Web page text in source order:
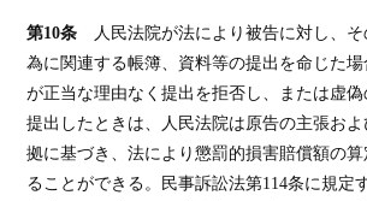
第10条 人民法院が法により被告に対し、
為に関連する帳簿、資料等の提出を命じた
が正当な理由なく提出を拒否し、または虚
提出したときは、人民法院は原告の主張お
拠に基づき、法により懲罰的損害賠償額の
ることができる。民事訴訟法第114条に規定